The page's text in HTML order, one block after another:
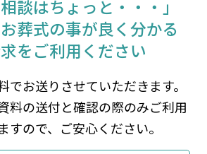
談はちょっと・・・」
お葬式の事が良く分かる
をご利用ください
でお送りさせていただきます。
料の送付と確認の際のみご利用
すので、ご安心ください。